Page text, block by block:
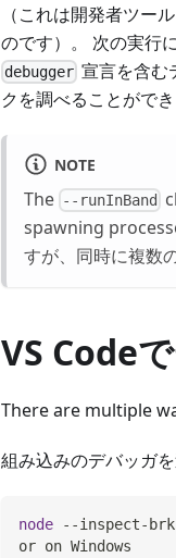
（これは開発者ツー
のです）。 次の実行
debugger 宣言を含む
クを調べることができ
NOTE
The --runInBand
spawning
すが、同時に複数
VS Code
There are multiple
組み込みのデバッガ
node --inspect-brk
or on Windows